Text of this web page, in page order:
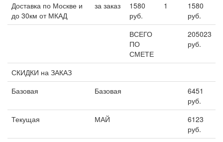
Доставка по Москве и
до 30км от МКАД
за заказ
1580
руб.
1
1580
руб.
ВСЕГО
ПО
СМЕТЕ
205023
руб.
СКИДКИ на ЗАКАЗ
Базовая
Базовая
6451
руб.
Текущая
МАЙ
6123
руб.